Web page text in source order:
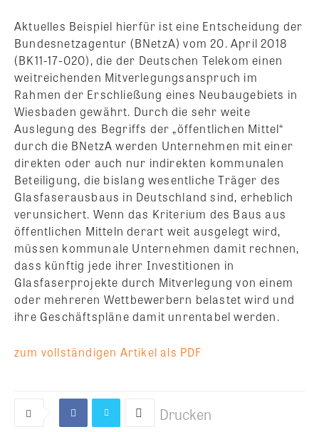
Aktuelles Beispiel hierfür ist eine Entscheidung der
Bundesnetzagentur (BNetzA) vom 20. April 2018
(BK11-17-020), die der Deutschen Telekom einen
weitreichenden Mitverlegungsanspruch im
Rahmen der Erschließung eines Neubaugebiets in
Wiesbaden gewährt. Durch die sehr weite
Auslegung des Begriffs der „öffentlichen Mittel“
durch die BNetzA werden Unternehmen mit einer
direkten oder auch nur indirekten kommunalen
Beteiligung, die bislang wesentliche Träger des
Glasfaserausbaus in Deutschland sind, erheblich
verunsichert. Wenn das Kriterium des Baus aus
öffentlichen Mitteln derart weit ausgelegt wird,
müssen kommunale Unternehmen damit rechnen,
dass künftig jede ihrer Investitionen in
Glasfaserprojekte durch Mitverlegung von einem
oder mehreren Wettbewerbern belastet wird und
ihre Geschäftspläne damit unrentabel werden.
zum vollständigen Artikel als PDF
Drucken